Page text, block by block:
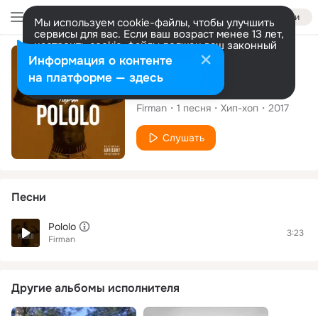
Войти
Мы используем cookie-файлы, чтобы улучшить
сервисы для вас. Если ваш возраст менее 13 лет,
настроить cookie-файлы должен ваш законный
представитель. Больше информации
Разрешить все Настроить
Сингл
Pololo
Firman 1 песня Хип-хоп 2017
Слушать
Песни
Pololo
Firman
3:23
Другие альбомы исполнителя
Информация о контенте
на платформе — здесь